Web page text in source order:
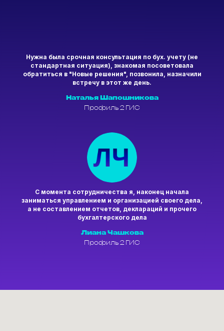
Нужна была срочная консультация по бух. учету (не
стандартная ситуация), знакомая посоветовала
обратиться в "Новые решения", позвонила, назначили
встречу в этот же день.
Наталья Шапошникова
Профиль 2 ГИС
С момента сотрудничества я, наконец начала
заниматься управлением и организацией своего дела,
а не составлением отчетов, деклараций и прочего
бухгалтерского дела
​Лиана Чашкова
Профиль 2 ГИС